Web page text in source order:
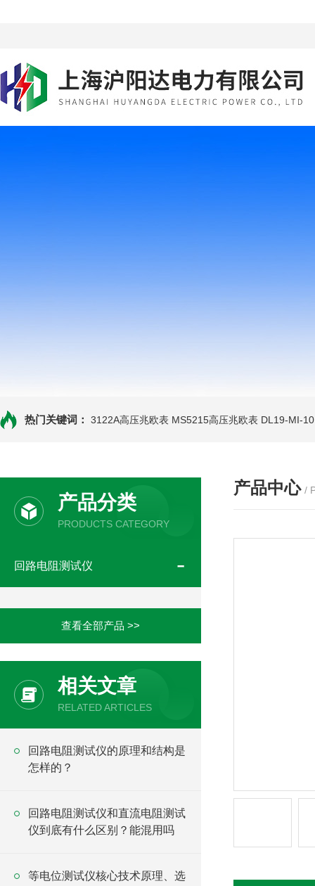
热门关键词： 3122A高压兆欧表 MS5215高压兆欧表 DL19-MI-
产品分类
PRODUCTS CATEGORY
回路电阻测试仪
查看全部产品 >>
相关文章
RELATED ARTICLES
回路电阻测试仪的原理和结构是
怎样的？
回路电阻测试仪和直流电阻测试
仪到底有什么区别？能混用吗
等电位测试仪核心技术原理、选
产品中心 /